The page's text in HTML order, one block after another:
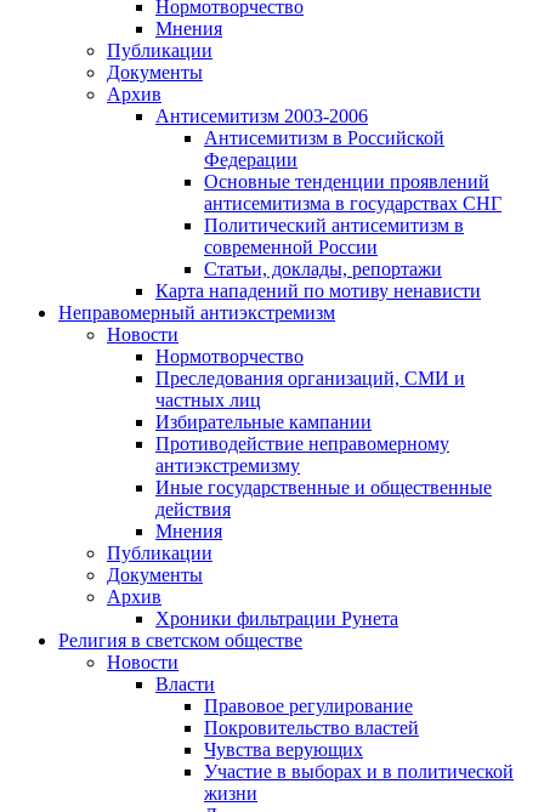
Нормотворчество
Мнения
Публикации
Документы
Архив
Антисемитизм 2003-2006
Антисемитизм в Российской
Федерации
Основные тенденции проявлений
антисемитизма в государствах СНГ
Политический антисемитизм в
современной России
Статьи, доклады, репортажи
Карта нападений по мотиву ненависти
Неправомерный антиэкстремизм
Новости
Нормотворчество
Преследования организаций, СМИ и
частных лиц
Избирательные кампании
Противодействие неправомерному
антиэкстремизму
Иные государственные и общественные
действия
Мнения
Публикации
Документы
Архив
Хроники фильтрации Рунета
Религия в светском обществе
Новости
Власти
Правовое регулирование
Покровительство властей
Чувства верующих
Участие в выборах и в политической
жизни